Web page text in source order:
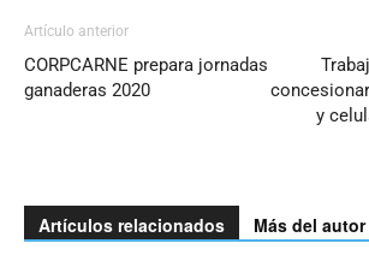
Artículo anterior
CORPCARNE prepara jornadas
ganaderas 2020
y
Artículos relacionados Más del autor